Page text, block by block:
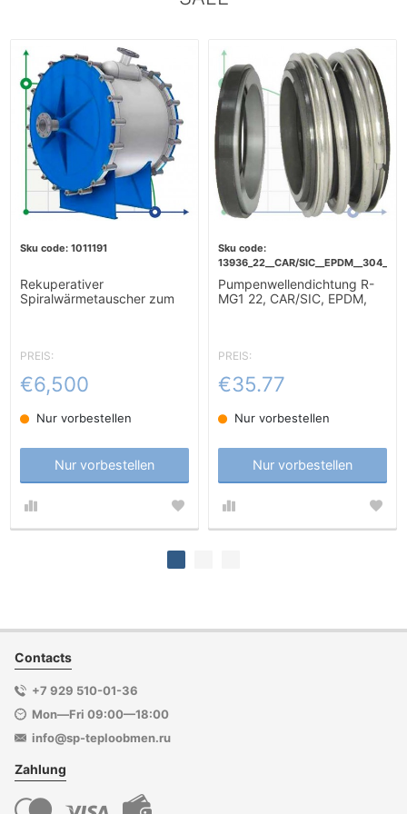
1011191
Rekuperativer
Spiralwärmetauscher zum
PREIS:
€6,500
Nur vorbestellen
Nur vorbestellen
13936_22__CAR/
Pumpenwellendichtung R-
MG1 22, CAR/SIC, EPDM,
PREIS:
€35.77
Nur vorbestellen
Nur vorbestellen
Contacts
+7 929 510-01-36
Mon—Fri 09:00—18:00
info@sp-teploobmen.ru
Zahlung